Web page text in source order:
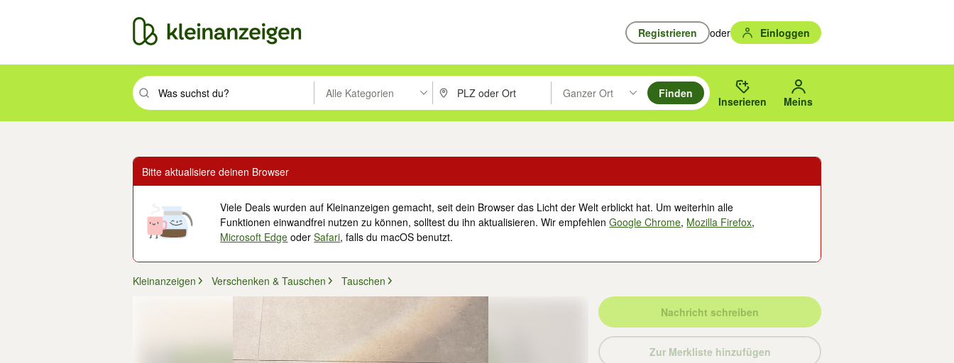
Registrieren oder Einloggen
Suchbegriff eingeben. Eingabetaste drücken um zu suchen, oder Vorschläge mit den Pfeiltasten nach oben/unten durchsuchen und mit Eingabetaste auswählen.
Alle Kategorien PLZ oder Ort eingeben. Eingabetaste drücken um zu suchen, oder Vorschläge mit den Pfeiltasten nach oben/
Ganzer Ort
Suche im Umkreis des gewählten Orts oder PLZ.
Finden
Inserieren Meins
Bitte aktualisiere deinen Browser
Viele Deals wurden auf Kleinanzeigen gemacht, seit dein Browser das Licht der Welt erblickt hat. Um weiterhin alle
Funktionen einwandfrei nutzen zu können, solltest du ihn aktualisieren. Wir empfehlenGoogle Chrome, Mozilla Firefox,
Microsoft Edge oderSafari, falls du macOS benutzt.
Kleinanzeigen Verschenken & Tauschen Tauschen
Nachricht schreiben
Zur Merkliste hinzufügen